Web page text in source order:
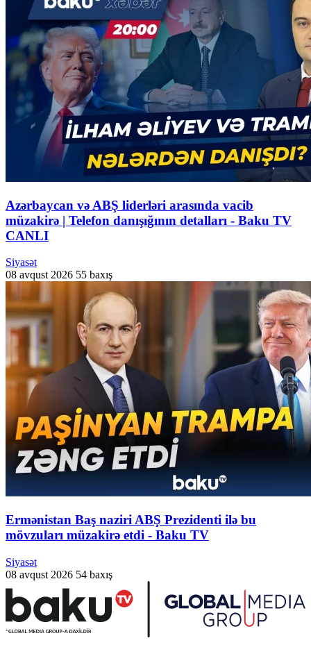
Azərbaycan və ABŞ liderləri arasında vacib
müzakirə | Telefon danışığının detalları - Baku TV
CANLI
Siyasət
08 avqust 2026 55 baxış
Ermənistan Baş naziri ABŞ Prezidenti ilə bu
mövzuları müzakirə etdi - Baku TV
Siyasət
08 avqust 2026 54 baxış